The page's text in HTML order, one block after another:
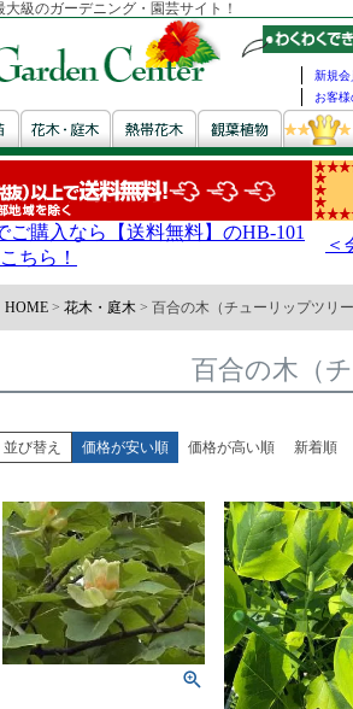
級のガーデニング・園芸サイト！
新規会
お客様
HOME 花木・庭木 百合の木（チューリップツリ
百合の木（
並び替え 価格が安い順 価格が高い順 新着順